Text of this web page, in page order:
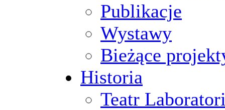
Publikacje
Wystawy
Bieżące
Historia
Teatr